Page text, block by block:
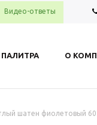
Видео-ответы
О
шатен фиолетовый